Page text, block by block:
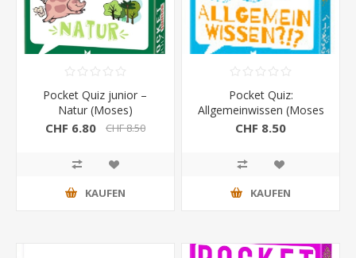
Pocket Quiz junior –
Natur (Moses)
CHF 6.80 CHF 8.50
KAUFEN
Pocket Quiz:
Allgemeinwissen (Moses
Verlag)
CHF 8.50
KAUFEN